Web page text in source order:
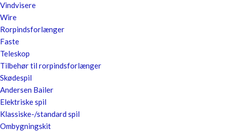
Vindvisere
Wire
Rorpindsforlænger
Faste
Teleskop
Tilbehør til rorpindsforlænger
Skødespil
Andersen Bailer
Elektriske spil
Klassiske-/standard spil
Ombygningskit